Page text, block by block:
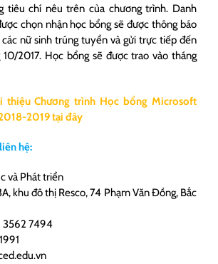
tiêu chí nêu trên của chương trình. Danh
chọn nhận học bổng sẽ được thông báo
nữ sinh trúng tuyển và gửi trực tiếp đến
10/2017. Học bổng sẽ được trao vào tháng
thiệu Chương trình Học bổng Microsoft
2019 tại đây
hệ:
và Phát triển
khu đô thị Resco, 74 Phạm Văn Đồng, Bắc
7494